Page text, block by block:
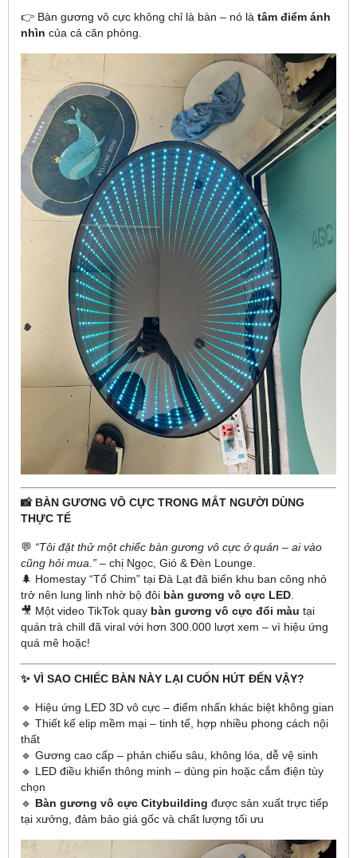
👉 Bàn gương vô cực không chỉ là bàn – nó là tâm điểm ánh
nhìn của cả căn phòng.
📸 BÀN GƯƠNG VÔ CỰC TRONG MẮT NGƯỜI DÙNG
THỰC TẾ
💬 “Tôi đặt thử một chiếc bàn gương vô cực ở quán – ai vào
cũng hỏi mua.” – chị Ngọc, Gió & Đèn Lounge.
🌲 Homestay “Tổ Chim” tại Đà Lạt đã biến khu ban công nhỏ
trở nên lung linh nhờ bộ đôi bàn gương vô cực LED
🎥 Một video TikTok quay bàn gương vô cực đổi màu tại
quán trà chill đã viral với hơn 300.000 lượt xem – vì hiệu ứng
quá mê hoặc!
✨ VÌ SAO CHIẾC BÀN NÀY LẠI CUỐN HÚT ĐẾN VẬY?
🔹 Hiệu ứng LED 3D vô cực – điểm nhấn khác biệt không gian
🔹 Thiết kế elip mềm mại – tinh tế, hợp nhiều phong cách nội
thất
🔹 Gương cao cấp – phản chiếu sâu, không lóa, dễ vệ sinh
🔹 LED điều khiển thông minh – dùng pin hoặc cắm điện tùy
chọn
🔹 Bàn gương vô cực Citybuilding được sản xuất trực tiếp
tại xưởng, đảm bảo giá gốc và chất lượng tối ưu